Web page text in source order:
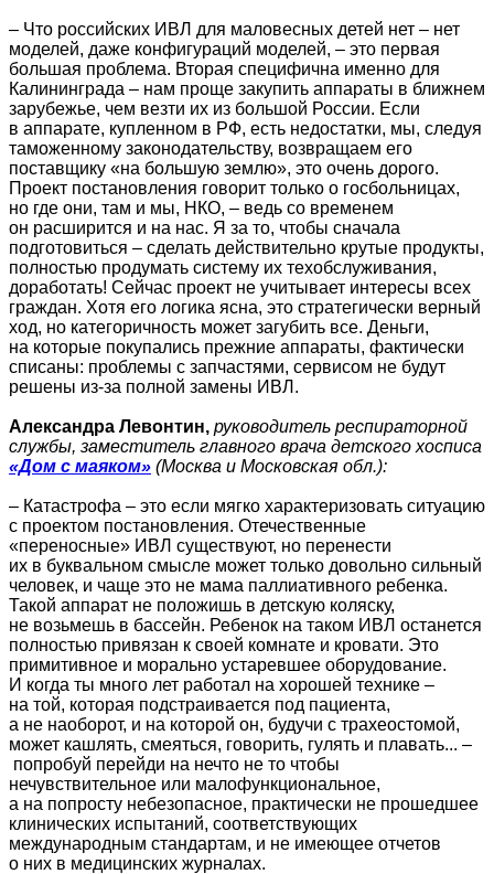
– Что российских ИВЛ для маловесных детей нет – нет
моделей, даже конфигураций моделей, – это первая
большая проблема. Вторая специфична именно для
Калининграда – нам проще закупить аппараты в ближнем
зарубежье, чем везти их из большой России. Если
в аппарате, купленном в РФ, есть недостатки, мы, следуя
таможенному законодательству, возвращаем его
поставщику «на большую землю», это очень дорого.
Проект постановления говорит только о госбольницах,
но где они, там и мы, НКО, – ведь со временем
он расширится и на нас. Я за то, чтобы сначала
подготовиться – сделать действительно крутые продукты,
полностью продумать систему их техобслуживания,
доработать! Сейчас проект не учитывает интересы всех
граждан. Хотя его логика ясна, это стратегически верный
ход, но категоричность может загубить все. Деньги,
на которые покупались прежние аппараты, фактически
списаны: проблемы с запчастями, сервисом не будут
решены из-за полной замены ИВЛ.
Александра Левонтин, руководитель респираторной
службы, заместитель главного врача детского хосписа
«Дом с маяком» (Москва и Московская обл.):
– Катастрофа – это если мягко характеризовать ситуацию
с проектом постановления. Отечественные
«переносные» ИВЛ существуют, но перенести
их в буквальном смысле может только довольно сильный
человек, и чаще это не мама паллиативного ребенка.
Такой аппарат не положишь в детскую коляску,
не возьмешь в бассейн. Ребенок на таком ИВЛ останется
полностью привязан к своей комнате и кровати. Это
примитивное и морально устаревшее оборудование.
И когда ты много лет работал на хорошей технике –
на той, которая подстраивается под пациента,
а не наоборот, и на которой он, будучи с трахеостомой,
может кашлять, смеяться, говорить, гулять и плавать... –
попробуй перейди на нечто не то чтобы
нечувствительное или малофункциональное,
а на попросту небезопасное, практически не прошедшее
клинических испытаний, соответствующих
международным стандартам, и не имеющее отчетов
о них в медицинских журналах.